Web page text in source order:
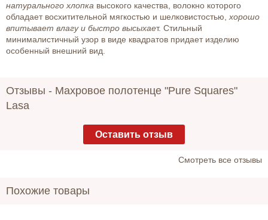
натурального хлопка высокого качества, волокно которого
обладает восхитительной мягкостью и шелковистостью, хорошо
впитывает влагу и быстро высыхает. Стильный
минималистичный узор в виде квадратов придает изделию
особенный внешний вид.
Отзывы - Махровое полотенце "Pure Squares"
Lasa
Оставить отзыв
Cмотреть все отзывы
Похожие товары